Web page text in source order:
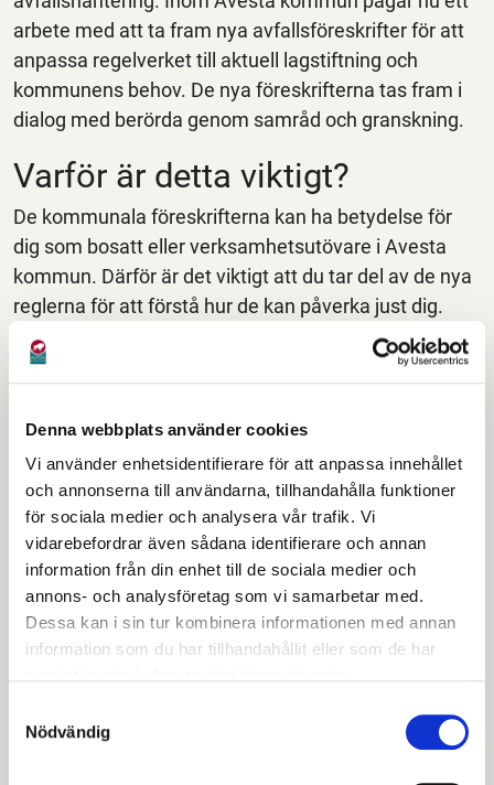
Denna webbplats använder cookies
Vi använder enhetsidentifierare för att anpassa innehållet
och annonserna till användarna, tillhandahålla funktioner
för sociala medier och analysera vår trafik. Vi
vidarebefordrar även sådana identifierare och annan
information från din enhet till de sociala medier och
annons- och analysföretag som vi samarbetar med.
Dessa kan i sin tur kombinera informationen med annan
information som du har tillhandahållit eller som de har
Nödvändig
arbete med att ta fram nya avfallsföreskrifter för att
anpassa regelverket till aktuell lagstiftning och
kommunens behov. De nya föreskrifterna tas fram i
dialog med berörda genom samråd och granskning.
Varför är detta viktigt?
De kommunala föreskrifterna kan ha betydelse för
dig som bosatt eller verksamhetsutövare i Avesta
kommun. Därför är det viktigt att du tar del av de nya
reglerna för att förstå hur de kan påverka just dig.
Genom att delta i samråd och granskning har
allmänheten möjlighet att delta och påverka
Samråd och granskning
Berörda fastighetsägare, myndigheter, kommuner,
allmänheten och andra intressenter kommer ha
möjlighet att ta del av Avfallsföreskrifterna. Möjlighet
att lämna synpunkter ges under samråd och
granskning, under våren 2026.
underrättats om på kommunens anslagstavla samt i
den lokala tidningen.